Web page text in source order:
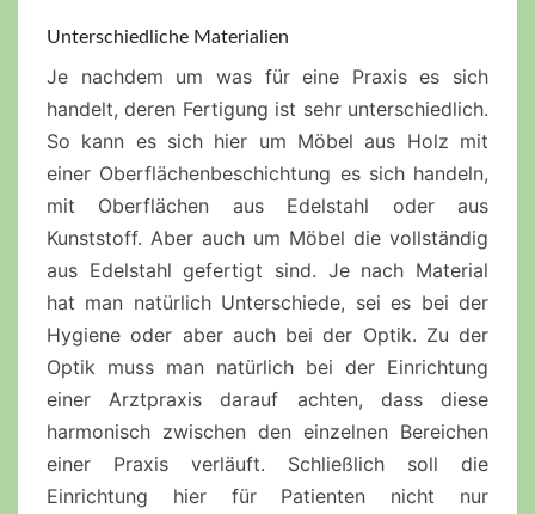
Unterschiedliche Materialien
Je nachdem um was für eine Praxis es sich
handelt, deren Fertigung ist sehr unterschiedlich.
So kann es sich hier um Möbel aus Holz mit
einer Oberflächenbeschichtung es sich handeln,
mit Oberflächen aus Edelstahl oder aus
Kunststoff. Aber auch um Möbel die vollständig
aus Edelstahl gefertigt sind. Je nach Material
hat man natürlich Unterschiede, sei es bei der
Hygiene oder aber auch bei der Optik. Zu der
Optik muss man natürlich bei der Einrichtung
einer Arztpraxis darauf achten, dass diese
harmonisch zwischen den einzelnen Bereichen
einer Praxis verläuft. Schließlich soll die
Einrichtung hier für Patienten nicht nur